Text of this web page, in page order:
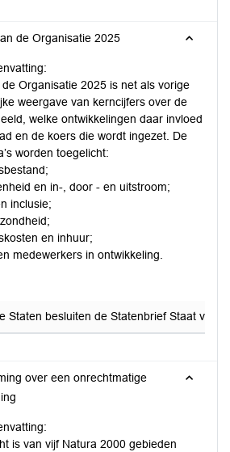
de Organisatie 2025
Organisatie 2025 is net als vorige
weergave van kerncijfers over de
welke ontwikkelingen daar invloed
en de koers die wordt ingezet. De
worden toegelicht:
en in-, door - en uitstroom;
inclusie;
en inhuur;
medewerkers in ontwikkeling.
Staten besluiten de Statenbrief Staat van
over een onrechtmatige
is van vijf Natura 2000 gebieden